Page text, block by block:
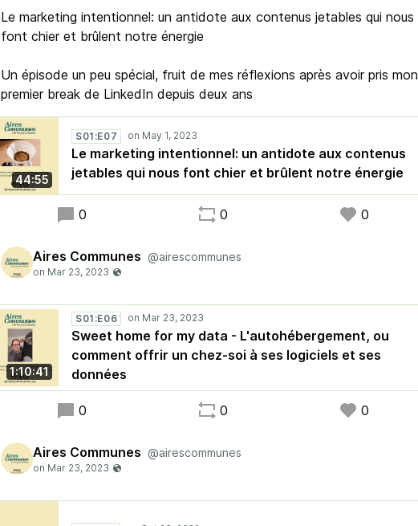
Le marketing intentionnel: un antidote aux contenus jetables qui nous
font chier et brûlent notre énergie
Un épisode un peu spécial, fruit de mes réflexions après avoir pris mon
premier break de LinkedIn depuis deux ans
44:55
S01:E07
Le marketing intentionnel: un antidote aux contenus
jetables qui nous font chier et brûlent notre énergie
0 0 0
Aires Communes @airescommunes
1:10:41
S01:E06
Sweet home for my data - L'autohébergement, ou
comment offrir un chez-soi à ses logiciels et ses
données
0 0 0
Aires Communes @airescommunes